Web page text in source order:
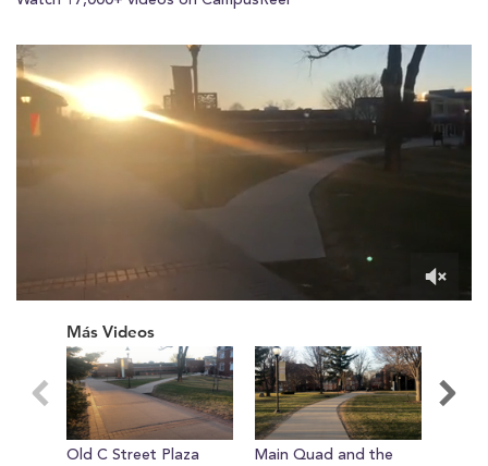
minute,
seconds
Más Videos
Old C Street Plaza
Main Quad and the